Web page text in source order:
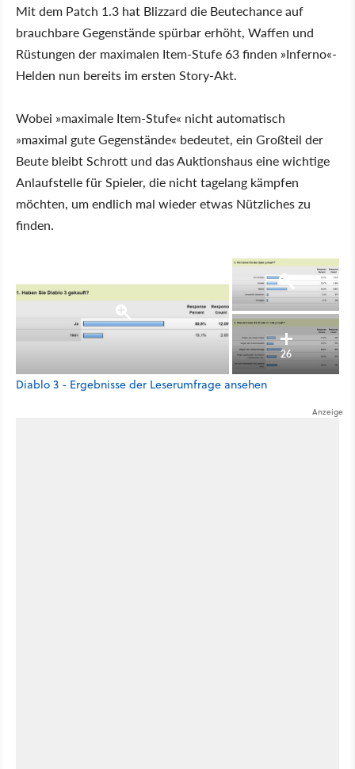
Mit dem Patch 1.3 hat Blizzard die Beutechance auf
brauchbare Gegenstände spürbar erhöht, Waffen und
Rüstungen der maximalen Item-Stufe 63 finden »Inferno«-
Helden nun bereits im ersten Story-Akt.
Wobei »maximale Item-Stufe« nicht automatisch
»maximal gute Gegenstände« bedeutet, ein Großteil der
Beute bleibt Schrott und das Auktionshaus eine wichtige
Anlaufstelle für Spieler, die nicht tagelang kämpfen
möchten, um endlich mal wieder etwas Nützliches zu
finden.
26
Diablo 3 - Ergebnisse der Leserumfrage ansehen